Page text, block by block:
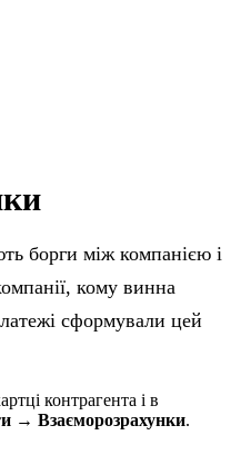
борги між компанією і
кому винна
сформували цей
контрагента і в
→ Взаєморозрахунки.